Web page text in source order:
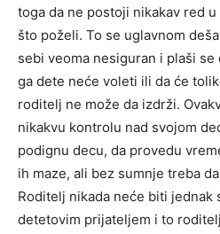
toga da ne postoji nikakav red
što poželi. To se uglavnom
sebi veoma nesiguran i plaši se
ga dete neće voleti ili da će
roditelj ne može da izdrži.
nikakvu kontrolu nad svojom
podignu decu, da provedu
ih maze, ali bez sumnje treba
Roditelj nikada neće biti jednak
detetovim prijateljem i to